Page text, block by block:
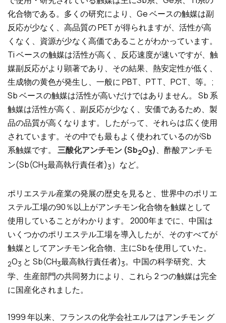
化合物である。多くの研究により、Ge ベースの触媒は副
反応が少なく、高品質の PET が得られますが、活性が高
くなく、資源が少なく高価であることがわかっています。
Ti ベースの触媒は活性が高く、反応速度が速いですが、触
媒副反応がより顕著であり、その結果、熱安定性が低く、
生成物の黄色が発生し、一般に PBT、PTT、PCT、等。;
Sb ベースの触媒は活性が高いだけではありません。 Sb 系
触媒は活性が高く、副反応が少なく、安価であるため、製
品の品質が高くなります。したがって、それらは広く使用
されています。その中でも最もよく使われているのがSb
系触媒です。 三酸化アンチモン (Sb2O3)、酢酸アンチモ
ン(Sb(CH3最高執行責任者)3）など。
ポリエステル産業の発展の歴史を見ると、世界中のポリエ
ステル工場の90％以上がアンチモン化合物を触媒として
使用していることがわかります。 2000年までに、中国は
いくつかのポリエステル工場を導入したが、そのすべてが
触媒としてアンチモン化合物、主にSbを使用していた。
2O3 と Sb(CH3最高執行責任者)3。中国の科学研究、大
学、生産部門の共同努力により、これら 2 つの触媒は完全
に国産化されました。
1999 年以来、フランスの化学会社エルフはアンチモン グ